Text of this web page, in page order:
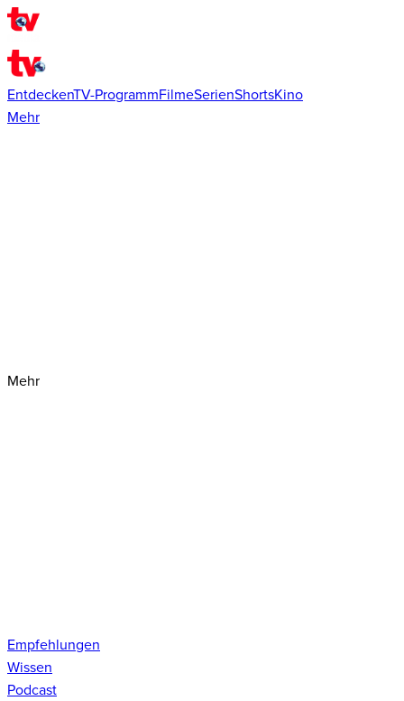
EntdeckenTV-ProgrammFilmeSerienShortsKino
Mehr
Mehr
Empfehlungen
Wissen
Podcast